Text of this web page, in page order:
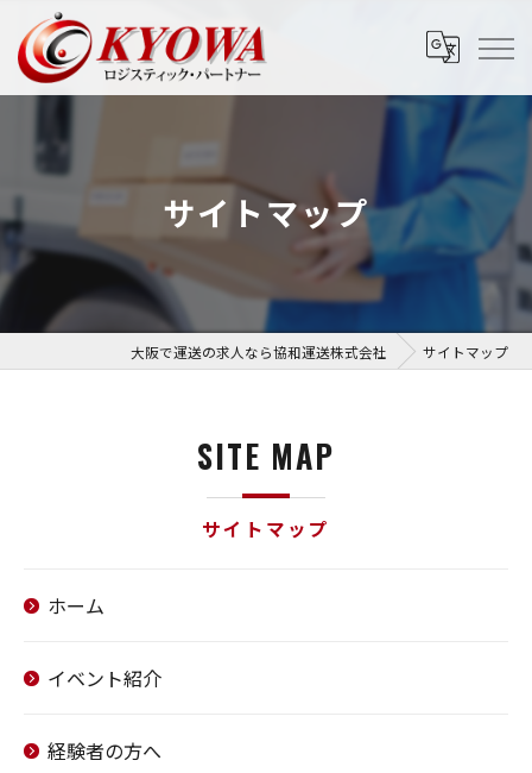
サイトマップ
大阪で運送の求人なら協和運送株式会社 サイトマップ
サイトマップ
SITE MAP
ホーム
イベント紹介
経験者の方へ